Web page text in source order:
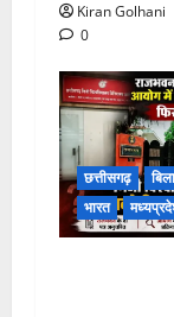
Kiran Golhani
0
छत्तीसगढ़
भारत